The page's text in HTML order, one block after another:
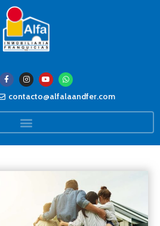
contacto@alfalaandfer.com